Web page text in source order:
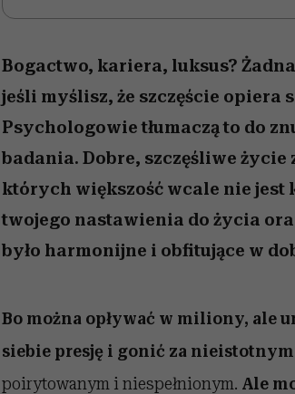
Bogactwo, kariera, luksus?
jeśli myślisz, że szczęście opiera
Psychologowie tłumaczą to do
badania. Dobre, szczęśliwe
których większość wcale nie jest
twojego nastawienia do życia
było harmonijne i obfitujące w
Bo można opływać w miliony, ale
siebie presję i gonić za
poirytowanym i niespełnionym. Ale